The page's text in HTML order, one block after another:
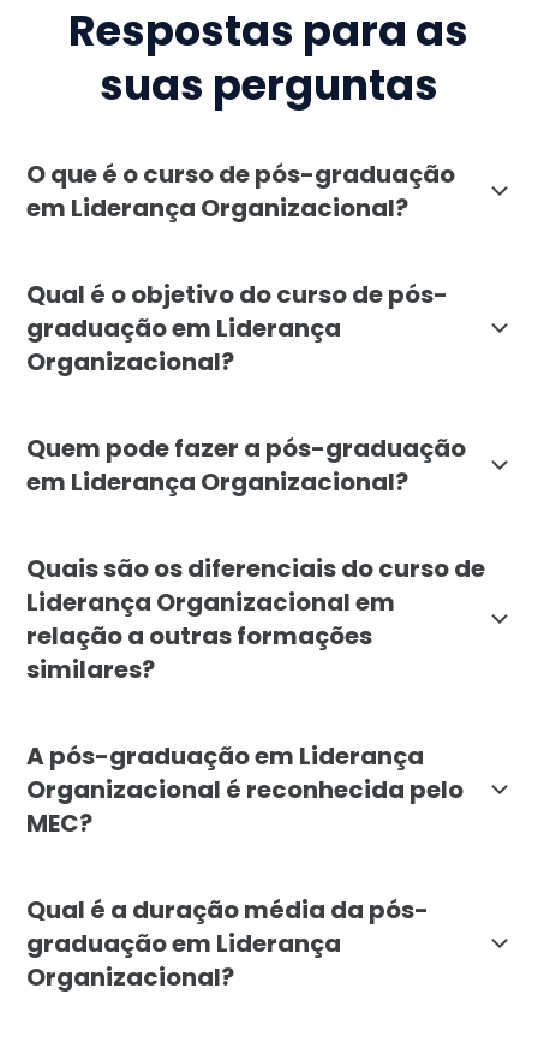
Respostas para as
suas perguntas
O que é o curso de pós-graduação
em Liderança Organizacional?
Qual é o objetivo do curso de pós-
graduação em Liderança
Organizacional?
Quem pode fazer a pós-graduação
em Liderança Organizacional?
Quais são os diferenciais do curso de
Liderança Organizacional em
relação a outras formações
similares?
A pós-graduação em Liderança
Organizacional é reconhecida pelo
MEC?
Qual é a duração média da pós-
graduação em Liderança
Organizacional?